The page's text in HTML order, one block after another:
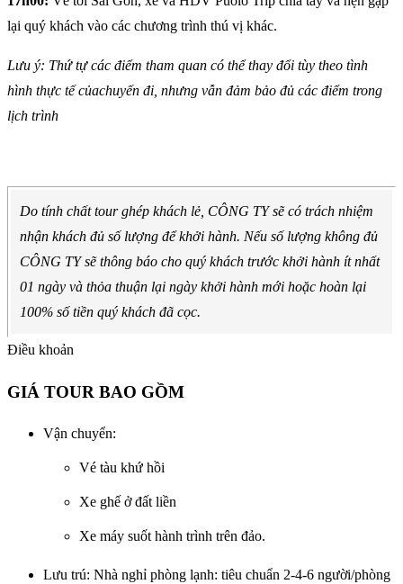
lại quý khách vào các chương trình thú vị khác.
Lưu ý: Thứ tự các điểm tham quan có thể thay đổi tùy theo tình
hình thực tế củachuyến đi, nhưng vẫn đảm bảo đủ các điểm trong
lịch trình
Do tính chất tour ghép khách lẻ, CÔNG TY sẽ có trách nhiệm
nhận khách đủ số lượng để khởi hành. Nếu số lượng không đủ
CÔNG TY sẽ thông báo cho quý khách trước khởi hành ít nhất
01 ngày và thỏa thuận lại ngày khởi hành mới hoặc hoàn lại
100% số tiền quý khách đã cọc.
Điều khoản
GIÁ TOUR BAO GỒM
Vận chuyển:
Vé tàu khứ hồi
Xe ghế ở đất liền
Xe máy suốt hành trình trên đảo.
Lưu trú: Nhà nghỉ phòng lạnh: tiêu chuẩn 2-4-6 người/phòng